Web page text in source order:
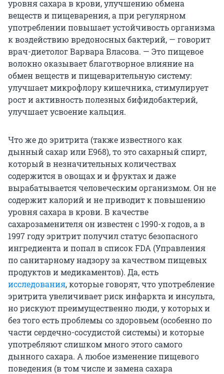
уровня сахара в крови, улучшению обмена
веществ и пищеварения, а при регулярном
употреблении повышает устойчивость организма
к воздействию вредоносных бактерий, — говорит
врач-диетолог Варвара Власова. — Это пищевое
волокно оказывает благотворное влияние на
обмен веществ и пищеварительную систему:
улучшает микрофлору кишечника, стимулирует
рост и активность полезных бифидобактерий,
улучшает усвоение кальция.
Что же до эритрита (также известного как
дынный сахар или Е968), то это сахарный спирт,
который в незначительных количествах
содержится в овощах и и фруктах и даже
вырабатывается человеческим организмом. Он не
содержит калорий и не приводит к повышению
уровня сахара в крови. В качестве
сахарозаменителя он известен с 1990-х годов, а в
1997 году эритрит получил статус безопасного
ингредиента и попал в список FDA (Управления
по санитарному надзору за качеством пищевых
продуктов и медикаментов). Да, есть
исследования, которые говорят, что употребление
эритрита увеличивает риск инфаркта и инсульта,
но рискуют преимущественно люди, у которых и
без того есть проблемы со здоровьем (особенно по
части сердечно-сосудистой системы) и которые
употребляют слишком много этого самого
дынного сахара. А любое изменение пищевого
поведения (в том числе и замена сахара